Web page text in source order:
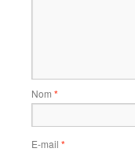
Nom *
E-mail *